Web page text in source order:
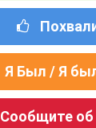
Я Был / Я
Сообщите